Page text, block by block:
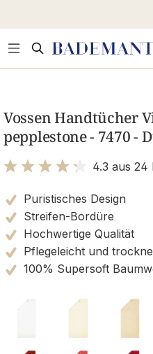
Vossen Handtücher
pepplestone - 7470 -
4.3 aus 24
Puristisches Design
Streifen-Bordüre
Hochwertige Qualität
Pflegeleicht und
100% Supersoft